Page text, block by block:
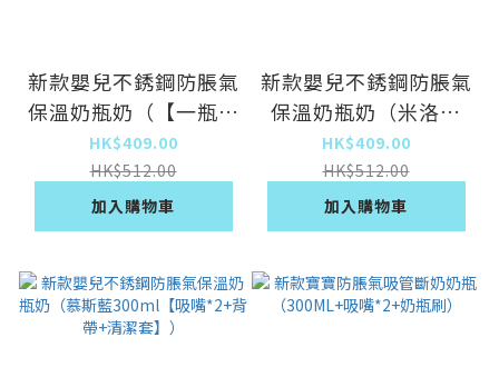
新款嬰兒不銹鋼防脹氣
保溫奶瓶奶（【一瓶三
用】米洛橙300ml【5
件套】）
HK$409.00
HK$512.00
加入購物車
新款嬰兒不銹鋼防脹氣
保溫奶瓶奶（米洛橙
300ml【吸嘴*2+背帶
+清潔套】）
HK$409.00
HK$512.00
加入購物車